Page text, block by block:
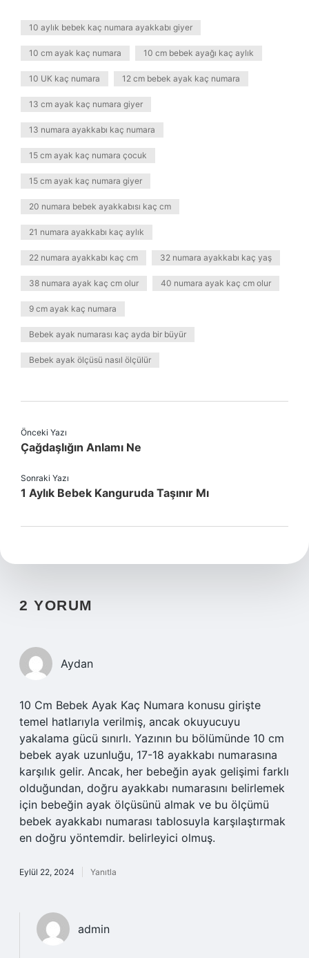
10 aylık bebek kaç numara ayakkabı giyer
10 cm ayak kaç numara 10 cm bebek ayağı kaç aylık
10 UK kaç numara 12 cm bebek ayak kaç numara
13 cm ayak kaç numara giyer
13 numara ayakkabı kaç numara
15 cm ayak kaç numara çocuk
15 cm ayak kaç numara giyer
20 numara bebek ayakkabısı kaç cm
21 numara ayakkabı kaç aylık
22 numara ayakkabı kaç cm 32 numara ayakkabı kaç yaş
38 numara ayak kaç cm olur 40 numara ayak kaç cm olur
9 cm ayak kaç numara
Bebek ayak numarası kaç ayda bir büyür
Bebek ayak ölçüsü nasıl ölçülür
Önceki Yazı
Çağdaşlığın Anlamı Ne
Sonraki Yazı
1 Aylık Bebek Kanguruda Taşınır Mı
2 YORUM
Aydan
10 Cm Bebek Ayak Kaç Numara konusu girişte
temel hatlarıyla verilmiş, ancak okuyucuyu
yakalama gücü sınırlı. Yazının bu bölümünde 10 cm
bebek ayak uzunluğu, 17-18 ayakkabı numarasına
karşılık gelir. Ancak, her bebeğin ayak gelişimi farklı
olduğundan, doğru ayakkabı numarasını belirlemek
için bebeğin ayak ölçüsünü almak ve bu ölçümü
bebek ayakkabı numarası tablosuyla karşılaştırmak
en doğru yöntemdir. belirleyici olmuş.
Eylül 22, 2024 Yanıtla
admin